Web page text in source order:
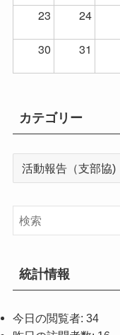
23
24
30
31
カテゴリー
リ
ー
統計情報
今日の閲覧者: 34